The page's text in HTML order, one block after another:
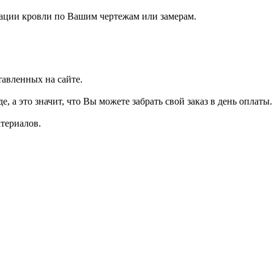
кровли по Вашим чертежам или замерам.
на сайте.
это значит, что Вы можете забрать свой заказ в день оплаты.